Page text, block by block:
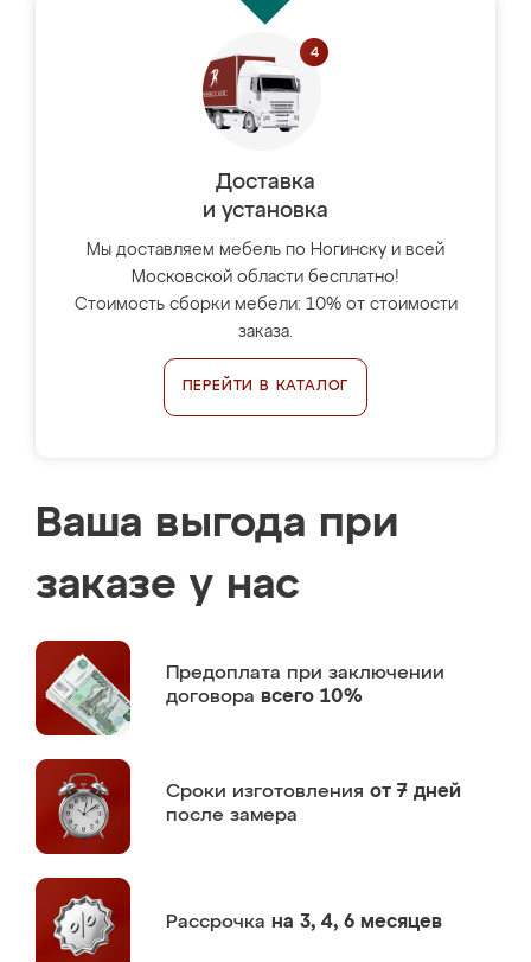
Доставка
и установка
Мы доставляем мебель по Ногинску и всей
Московской области бесплатно!
Стоимость сборки мебели: 10% от стоимости
заказа.
ПЕРЕЙТИ В КАТАЛОГ
Ваша выгода при
заказе у нас
Предоплата при заключении
договора всего 10%
Сроки изготовления от 7 дней
после замера
Рассрочка на 3, 4, 6 месяцев